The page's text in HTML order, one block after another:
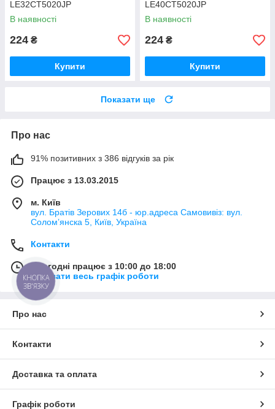
LE32CT5020JP
В наявності
224 ₴
Купити
LE40CT5020JP
В наявності
224 ₴
Купити
Показати ще
Про нас
91% позитивних з 386 відгуків за рік
Працює з 13.03.2015
м. Київ
вул. Братів Зерових 14б - юр.адреса Самовивіз: вул.
Соломʼянска 5, Київ, Україна
Контакти
Сьогодні працює з 10:00 до 18:00
Показати весь графік роботи
Про нас
Контакти
Доставка та оплата
Графік роботи
КНОПКА
ЗВ'ЯЗКУ